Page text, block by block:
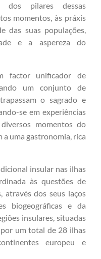
dos pilares dessas
momentos, às práxis
das suas populações,
e a aspereza do
factor unificador de
um conjunto de
o sagrado e
se em experiências
momentos do
uma gastronomia, rica
insular nas ilhas
às questões de
através dos seus laços
biogeográficas e da
insulares, situadas
um total de 28 ilhas
europeu e